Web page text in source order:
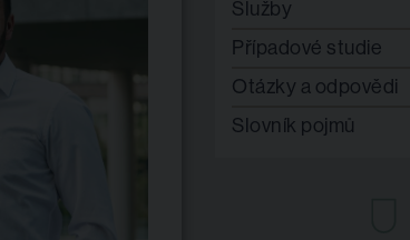
Služby
Případové studie
Otázky a odpovědi
Slovník pojmů